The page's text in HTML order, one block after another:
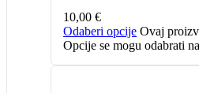
10,00 €
Odaberi opcije Ovaj
Opcije se mogu odabrati